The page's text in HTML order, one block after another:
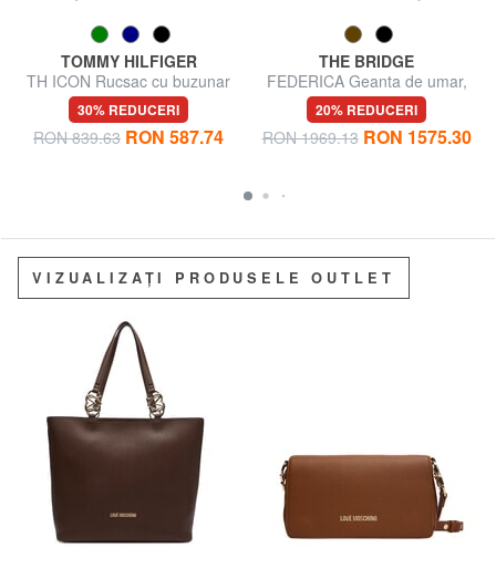
TOMMY HILFIGER
TH ICON Rucsac cu buzunar
frontal
30% REDUCERI
RON 839.63 RON 587.74
THE BRIDGE
FEDERICA Geanta de umar,
din piele
20% REDUCERI
RON 1969.13 RON 1575.30
VIZUALIZAȚI PRODUSELE OUTLET